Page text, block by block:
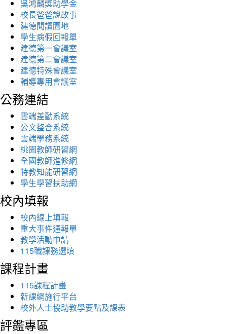
吳鴻麟獎助學金
校長爸爸說故事
建德閱讀園地
學生病假回報單
建德第一會議室
建德第二會議室
建德特殊會議室
輔導專用會議室
公務連結
雲端差勤系統
公文整合系統
雲端學務系統
桃園教師研習網
全國教師進修網
特教知能研習網
學生學習扶助網
校內填報
校內線上填報
重大事件通報單
教學活動申請
115職課務選填
課程計畫
115課程計畫
新課綱施行平台
校外人士協助教學要點及課表
評鑑專區